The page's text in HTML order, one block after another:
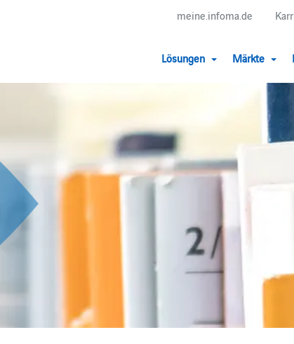
meine.infoma.de
Lösungen Märkte